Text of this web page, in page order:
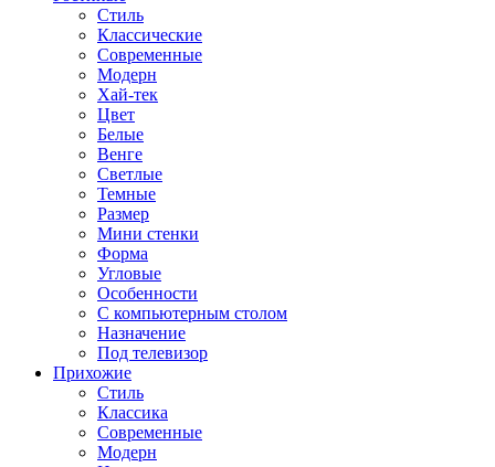
Стиль
Классические
Современные
Модерн
Хай-тек
Цвет
Белые
Венге
Светлые
Темные
Размер
Мини стенки
Форма
Угловые
Особенности
С компьютерным столом
Назначение
Под телевизор
Прихожие
Стиль
Классика
Современные
Модерн